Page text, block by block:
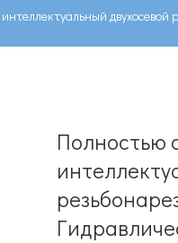
двухосевой
Полностью